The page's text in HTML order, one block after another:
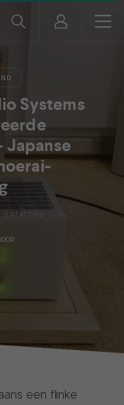
Systems
Japanse
0 REACTIES
een flinke